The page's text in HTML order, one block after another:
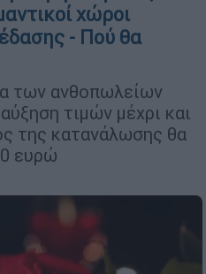
χώροι
- Πού θα
των ανθοπωλείων
τιμών μέχρι και
της κατανάλωσης θα
ευρώ